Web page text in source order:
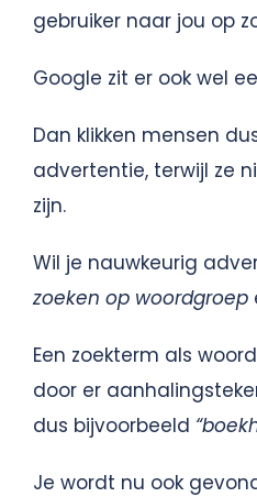
gebruiker naar jou op
Google zit er ook wel
Dan klikken mensen
advertentie, terwijl ze
zijn.
Wil je nauwkeurig
zoeken op woordgroep
Een zoekterm als
door er
dus bijvoorbeeld
Je wordt nu ook